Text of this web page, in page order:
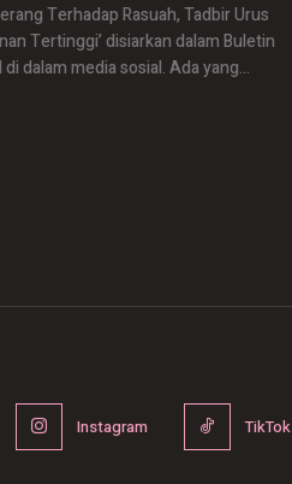
Terhadap Rasuah, Tadbir Urus
Tertinggi’ disiarkan dalam Buletin
ATM, pelbagai reaksi muncul di dalam media sosial. Ada yang...
Instagram TikTok